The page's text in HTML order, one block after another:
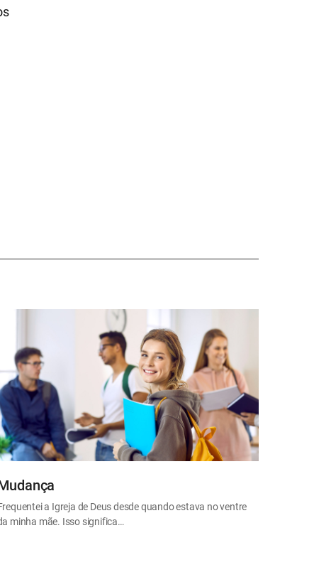
a Igreja de Deus desde quando estava no ventre
minha mãe. Isso significa…